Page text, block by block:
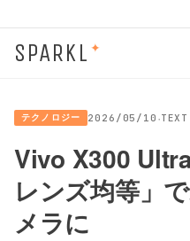
SPARKL ✦
テクノロジー 2026/05/10 ·
Vivo X300
レンズ均等」
メラに